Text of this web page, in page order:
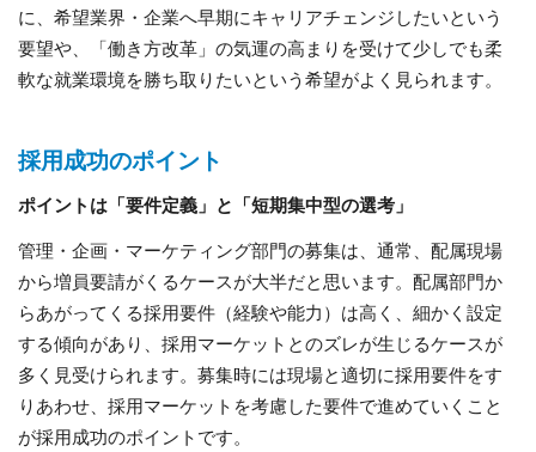
に、希望業界・企業へ早期にキャリアチェンジしたいという
要望や、「働き方改革」の気運の高まりを受けて少しでも柔
軟な就業環境を勝ち取りたいという希望がよく見られます。
採用成功のポイント
ポイントは「要件定義」と「短期集中型の選考」
管理・企画・マーケティング部門の募集は、通常、配属現場
から増員要請がくるケースが大半だと思います。配属部門か
らあがってくる採用要件（経験や能力）は高く、細かく設定
する傾向があり、採用マーケットとのズレが生じるケースが
多く見受けられます。募集時には現場と適切に採用要件をす
りあわせ、採用マーケットを考慮した要件で進めていくこと
が採用成功のポイントです。